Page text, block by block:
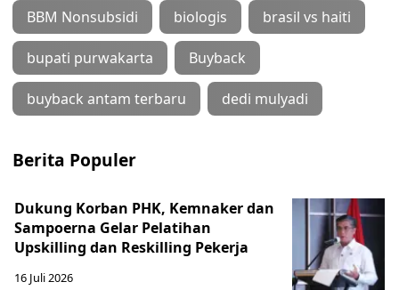
BBM Nonsubsidi biologis brasil vs haiti
bupati purwakarta Buyback
buyback antam terbaru dedi mulyadi
Berita Populer
Dukung Korban PHK, Kemnaker dan
Sampoerna Gelar Pelatihan
Upskilling dan Reskilling Pekerja
16 Juli 2026